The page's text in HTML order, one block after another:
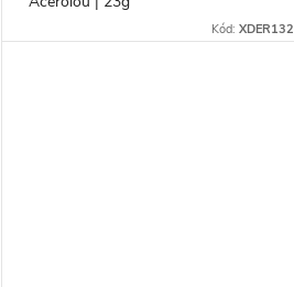
k
u
Kód:XDER132